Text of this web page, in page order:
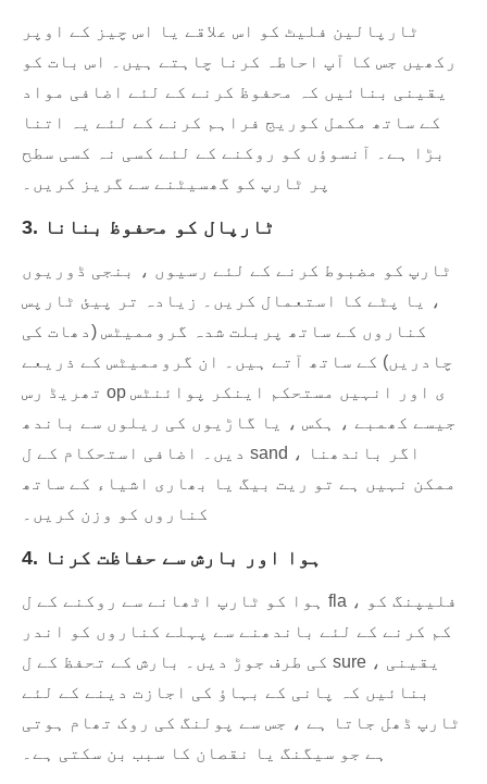
ٹارپالین فلیٹ کو اس علاقے یا اس چیز کے اوپر
رکھیں جس کا آپ احاطہ کرنا چاہتے ہیں۔ اس بات کو
یقینی بنائیں کہ محفوظ کرنے کے لئے اضافی مواد
کے ساتھ مکمل کوریج فراہم کرنے کے لئے یہ اتنا
بڑا ہے۔ آنسوؤں کو روکنے کے لئے کسی نہ کسی سطح
پر ٹارپ کو گھسیٹنے سے گریز کریں۔
3. ٹارپال کو محفوظ بنانا
ٹارپ کو مضبوط کرنے کے لئے رسیوں ، بنجی ڈوریوں
، یا پٹے کا استعمال کریں۔ زیادہ تر پیئ ٹارپس
کناروں کے ساتھ پربلت شدہ گروممیٹس (دھات کی
چادریں) کے ساتھ آتے ہیں۔ ان گروممیٹس کے ذریعے
تھریڈ رس op ی اور انہیں مستحکم اینکر پوائنٹس
جیسے کھمبے ، ہکس ، یا گاڑیوں کی ریلوں سے باندھ
دیں۔ اضافی استحکام کے ل sand ، اگر باندھنا
ممکن نہیں ہے تو ریت بیگ یا بھاری اشیاء کے ساتھ
کناروں کو وزن کریں۔
4. ہوا اور بارش سے حفاظت کرنا
ہوا کو ٹارپ اٹھانے سے روکنے کے ل fla ، فلیپنگ کو
کم کرنے کے لئے باندھنے سے پہلے کناروں کو اندر
کی طرف جوڑ دیں۔ بارش کے تحفظ کے ل sure ، یقینی
بنائیں کہ پانی کے بہاؤ کی اجازت دینے کے لئے
ٹارپ ڈھل جاتا ہے ، جس سے پولنگ کی روک تھام ہوتی
ہے جو سیگنگ یا نقصان کا سبب بن سکتی ہے۔